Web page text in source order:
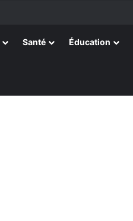
Santé Éducation